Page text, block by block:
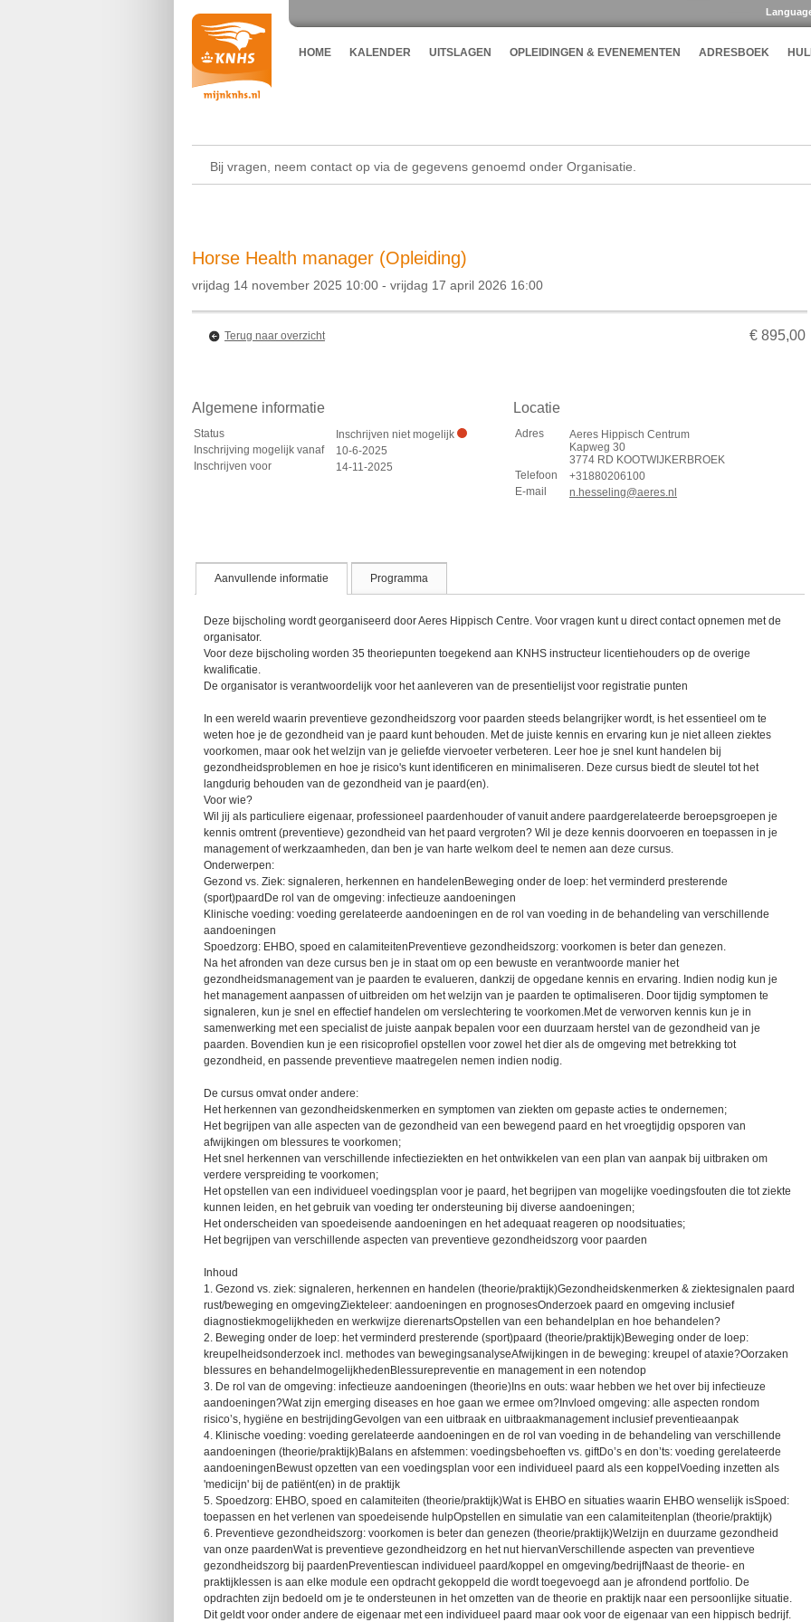
HOME KALENDER UITSLAGEN OPLEIDINGEN & EVENEMENTEN ADRESBOEK
Bij vragen, neem contact op via de gegevens genoemd onder Organisatie.
Horse Health manager (Opleiding)
vrijdag 14 november 2025 10:00 - vrijdag 17 april 2026 16:00
Terug naar overzicht € 895,00
Algemene informatie
Status
Inschrijven niet mogelijk
Inschrijving mogelijk vanaf
10-6-2025
Inschrijven voor
14-11-2025
Locatie
Adres
Aeres Hippisch Centrum
Kapweg 30
3774 RD KOOTWIJKERBROEK
Telefoon
+31880206100
E-mail
n.hesseling@aeres.nl
Aanvullende informatie Programma
Deze bijscholing wordt georganiseerd door Aeres Hippisch Centre. Voor vragen kunt u direct contact opnemen met de
organisator.
Voor deze bijscholing worden 35 theoriepunten toegekend aan KNHS instructeur licentiehouders op de overige
kwalificatie.
De organisator is verantwoordelijk voor het aanleveren van de presentielijst voor registratie punten
In een wereld waarin preventieve gezondheidszorg voor paarden steeds belangrijker wordt, is het essentieel om te
weten hoe je de gezondheid van je paard kunt behouden. Met de juiste kennis en ervaring kun je niet alleen ziektes
voorkomen, maar ook het welzijn van je geliefde viervoeter verbeteren. Leer hoe je snel kunt handelen bij
gezondheidsproblemen en hoe je risico's kunt identificeren en minimaliseren. Deze cursus biedt de sleutel tot het
langdurig behouden van de gezondheid van je paard(en).
Voor wie?
Wil jij als particuliere eigenaar, professioneel paardenhouder of vanuit andere paardgerelateerde beroepsgroepen je
kennis omtrent (preventieve) gezondheid van het paard vergroten? Wil je deze kennis doorvoeren en toepassen in je
management of werkzaamheden, dan ben je van harte welkom deel te nemen aan deze cursus.
Onderwerpen:
Gezond vs. Ziek: signaleren, herkennen en handelenBeweging onder de loep: het verminderd presterende
(sport)paardDe rol van de omgeving: infectieuze aandoeningen
Klinische voeding: voeding gerelateerde aandoeningen en de rol van voeding in de behandeling van verschillende
aandoeningen
Spoedzorg: EHBO, spoed en calamiteitenPreventieve gezondheidszorg: voorkomen is beter dan genezen.
Na het afronden van deze cursus ben je in staat om op een bewuste en verantwoorde manier het
gezondheidsmanagement van je paarden te evalueren, dankzij de opgedane kennis en ervaring. Indien nodig kun je
het management aanpassen of uitbreiden om het welzijn van je paarden te optimaliseren. Door tijdig symptomen te
signaleren, kun je snel en effectief handelen om verslechtering te voorkomen.Met de verworven kennis kun je in
samenwerking met een specialist de juiste aanpak bepalen voor een duurzaam herstel van de gezondheid van je
paarden. Bovendien kun je een risicoprofiel opstellen voor zowel het dier als de omgeving met betrekking tot
gezondheid, en passende preventieve maatregelen nemen indien nodig.
De cursus omvat onder andere:
Het herkennen van gezondheidskenmerken en symptomen van ziekten om gepaste acties te ondernemen;
Het begrijpen van alle aspecten van de gezondheid van een bewegend paard en het vroegtijdig opsporen van
afwijkingen om blessures te voorkomen;
Het snel herkennen van verschillende infectieziekten en het ontwikkelen van een plan van aanpak bij uitbraken om
verdere verspreiding te voorkomen;
Het opstellen van een individueel voedingsplan voor je paard, het begrijpen van mogelijke voedingsfouten die tot ziekte
kunnen leiden, en het gebruik van voeding ter ondersteuning bij diverse aandoeningen;
Het onderscheiden van spoedeisende aandoeningen en het adequaat reageren op noodsituaties;
Het begrijpen van verschillende aspecten van preventieve gezondheidszorg voor paarden
Inhoud
1. Gezond vs. ziek: signaleren, herkennen en handelen (theorie/praktijk)Gezondheidskenmerken & ziektesignalen paard
rust/beweging en omgevingZiekteleer: aandoeningen en prognosesOnderzoek paard en omgeving inclusief
diagnostiekmogelijkheden en werkwijze dierenartsOpstellen van een behandelplan en hoe behandelen?
2. Beweging onder de loep: het verminderd presterende (sport)paard (theorie/praktijk)Beweging onder de loep:
kreupelheidsonderzoek incl. methodes van bewegingsanalyseAfwijkingen in de beweging: kreupel of ataxie?Oorzaken
blessures en behandelmogelijkhedenBlessurepreventie en management in een notendop
3. De rol van de omgeving: infectieuze aandoeningen (theorie)Ins en outs: waar hebben we het over bij infectieuze
aandoeningen?Wat zijn emerging diseases en hoe gaan we ermee om?Invloed omgeving: alle aspecten rondom
risico’s, hygiëne en bestrijdingGevolgen van een uitbraak en uitbraakmanagement inclusief preventieaanpak
4. Klinische voeding: voeding gerelateerde aandoeningen en de rol van voeding in de behandeling van verschillende
aandoeningen (theorie/praktijk)Balans en afstemmen: voedingsbehoeften vs. giftDo’s en don’ts: voeding gerelateerde
aandoeningenBewust opzetten van een voedingsplan voor een individueel paard als een koppelVoeding inzetten als
'medicijn' bij de patiënt(en) in de praktijk
5. Spoedzorg: EHBO, spoed en calamiteiten (theorie/praktijk)Wat is EHBO en situaties waarin EHBO wenselijk isSpoed:
toepassen en het verlenen van spoedeisende hulpOpstellen en simulatie van een calamiteitenplan (theorie/praktijk)
6. Preventieve gezondheidszorg: voorkomen is beter dan genezen (theorie/praktijk)Welzijn en duurzame gezondheid
van onze paardenWat is preventieve gezondheidzorg en het nut hiervanVerschillende aspecten van preventieve
gezondheidszorg bij paardenPreventiescan individueel paard/koppel en omgeving/bedrijfNaast de theorie- en
praktijklessen is aan elke module een opdracht gekoppeld die wordt toegevoegd aan je afrondend portfolio. De
opdrachten zijn bedoeld om je te ondersteunen in het omzetten van de theorie en praktijk naar een persoonlijke situatie.
Dit geldt voor onder andere de eigenaar met een individueel paard maar ook voor de eigenaar van een hippisch bedrijf.